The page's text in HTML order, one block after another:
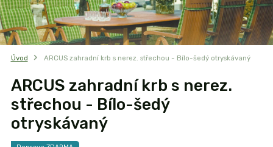
Úvod ARCUS zahradní krb s nerez. střechou - Bílo-šedý otryskávaný
ARCUS zahradní krb s nerez.
střechou - Bílo-šedý
otryskávaný